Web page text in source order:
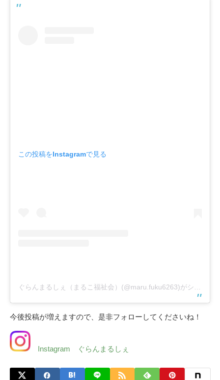
この投稿をInstagramで見る
今後投稿が増えますので、是非フォローしてくださいね！
Instagram ぐらんまるしぇ